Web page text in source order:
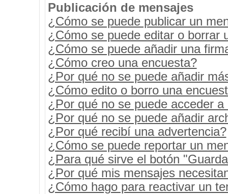
Publicación de mensajes
¿Cómo se puede publicar un
¿Cómo se puede editar o borrar
¿Cómo se puede añadir una
¿Cómo creo una encuesta?
¿Por qué no se puede añadir
¿Cómo edito o borro una
¿Por qué no se puede acceder a
¿Por qué no se puede añadir
¿Por qué recibí una advertencia?
¿Cómo se puede reportar un
¿Para qué sirve el botón
¿Por qué mis mensajes
¿Cómo hago para reactivar un